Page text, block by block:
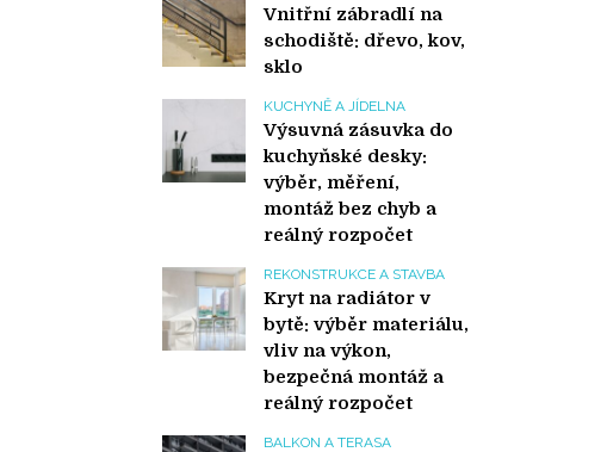
Vnitřní zábradlí na
schodiště: dřevo, kov,
sklo
KUCHYNĚ A JÍDELNA
Výsuvná zásuvka do
kuchyňské desky:
výběr, měření,
montáž bez chyb a
reálný rozpočet
REKONSTRUKCE A STAVBA
Kryt na radiátor v
bytě: výběr materiálu,
vliv na výkon,
bezpečná montáž a
reálný rozpočet
BALKON A TERASA